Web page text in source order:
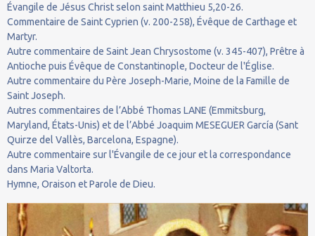
Évangile de Jésus Christ selon saint Matthieu 5,20-26.
Commentaire de Saint Cyprien (v. 200-258), Évêque de Carthage et
Martyr.
Autre commentaire de Saint Jean Chrysostome (v. 345-407), Prêtre à
Antioche puis Évêque de Constantinople, Docteur de l'Église.
Autre commentaire du Père Joseph-Marie, Moine de la Famille de
Saint Joseph.
Autres commentaires de l’Abbé Thomas LANE (Emmitsburg,
Maryland, États-Unis) et de l’Abbé Joaquim MESEGUER García (Sant
Quirze del Vallès, Barcelona, Espagne).
Autre commentaire sur l'Évangile de ce jour et la correspondance
dans Maria Valtorta.
Hymne, Oraison et Parole de Dieu.